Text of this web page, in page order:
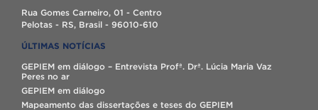
Rua Gomes Carneiro, 01 - Centro
Pelotas - RS, Brasil - 96010-610
ÚLTIMAS NOTÍCIAS
GEPIEM em diálogo – Entrevista Profª. Drª. Lúcia Maria Vaz
Peres no ar
GEPIEM em diálogo
Mapeamento das dissertações e teses do GEPIEM